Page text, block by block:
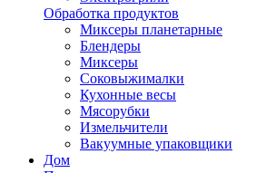
Обработка продуктов
Миксеры планетарные
Блендеры
Миксеры
Соковыжималки
Кухонные весы
Мясорубки
Измельчители
Вакуумные упаковщики
Дом